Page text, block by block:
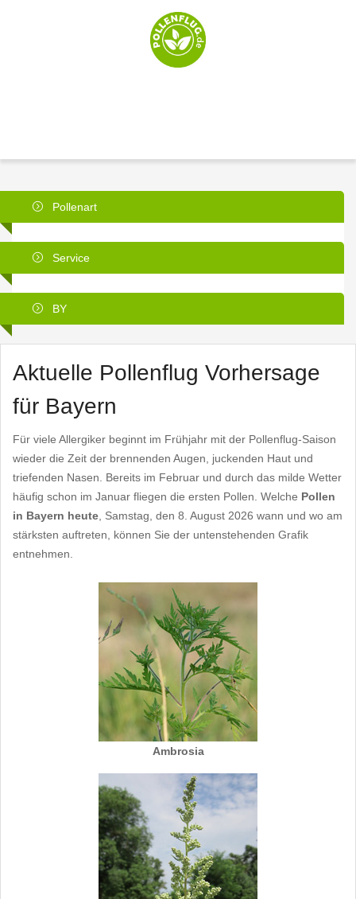
Pollenart
Service
BY
Aktuelle Pollenflug Vorhersage
für Bayern
Für viele Allergiker beginnt im Frühjahr mit der Pollenflug-Saison
wieder die Zeit der brennenden Augen, juckenden Haut und
triefenden Nasen. Bereits im Februar und durch das milde Wetter
häufig schon im Januar fliegen die ersten Pollen. Welche Pollen
in Bayern heute , Samstag, den 8. August 2026 wann und wo am
stärksten auftreten, können Sie der untenstehenden Grafik
entnehmen.
Ambrosia